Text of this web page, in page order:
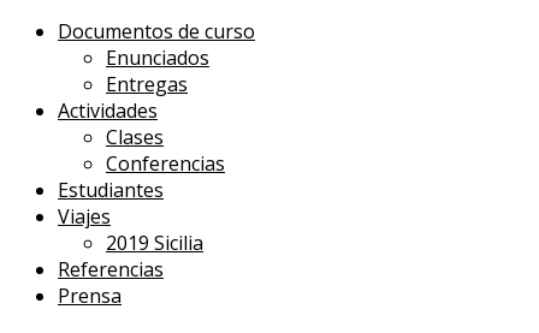
Documentos de curso
Enunciados
Entregas
Actividades
Clases
Conferencias
Estudiantes
Viajes
2019 Sicilia
Referencias
Prensa